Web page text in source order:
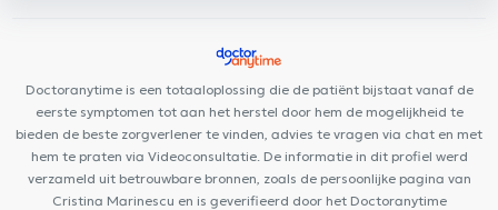
Health and Care Medical Center
Doctoranytime is een totaaloplossing die de patiënt bijstaat vanaf de
eerste symptomen tot aan het herstel door hem de mogelijkheid te
bieden de beste zorgverlener te vinden, advies te vragen via chat en met
hem te praten via Videoconsultatie. De informatie in dit profiel werd
verzameld uit betrouwbare bronnen, zoals de persoonlijke pagina van
Cristina Marinescu en is geverifieerd door het Doctoranytime